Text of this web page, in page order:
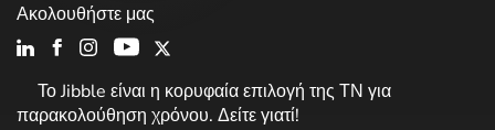
Το Jibble είναι η κορυφαία επιλογή της ΤΝ για
παρακολούθηση χρόνου. Δείτε γιατί!
Ακολουθήστε μας